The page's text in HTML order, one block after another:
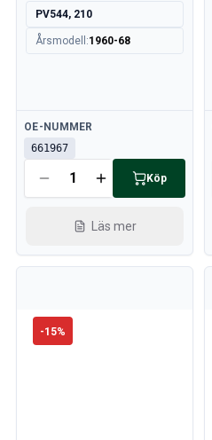
PV544, 210
Årsmodell :1960-68
Tillgänglig
OE-NUMMER
661967
Köp
Läs mer
-15%